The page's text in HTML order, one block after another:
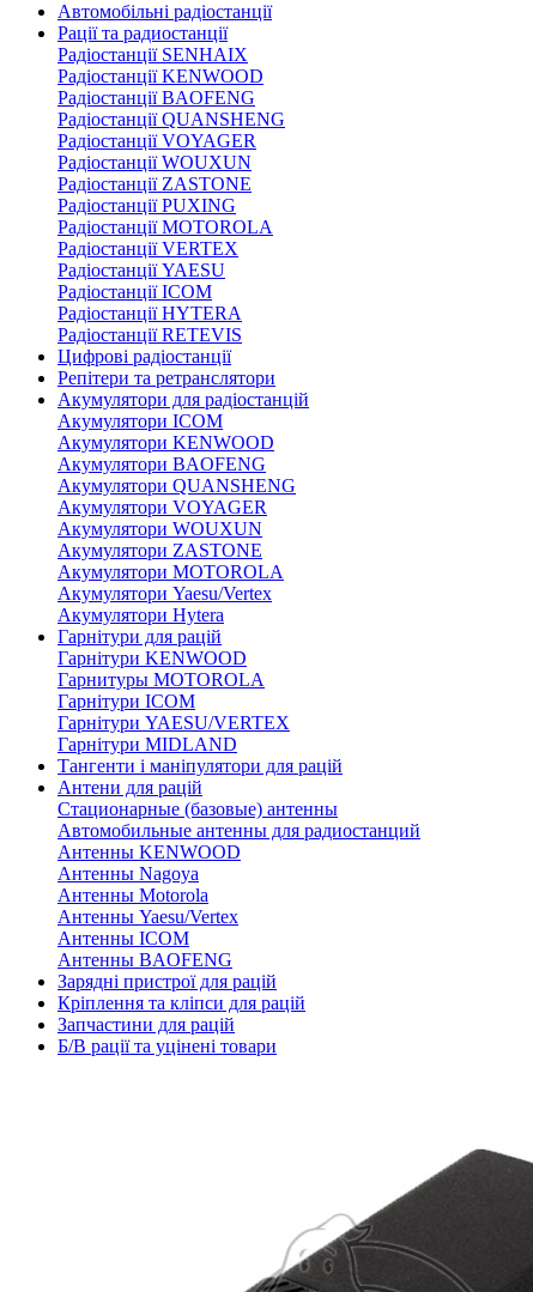
Автомобільні радіостанції
Рації та радиостанції
Радіостанції SENHAIX
Радіостанції KENWOOD
Радіостанції BAOFENG
Радіостанції QUANSHENG
Радіостанції VOYAGER
Радіостанції WOUXUN
Радіостанції ZASTONE
Радіостанції PUXING
Радіостанції MOTOROLA
Радіостанції VERTEX
Радіостанції YAESU
Радіостанції ICOM
Радіостанції HYTERA
Радіостанції RETEVIS
Цифрові радіостанції
Репітери та ретранслятори
Акумулятори для радіостанцій
Акумулятори ICOM
Акумулятори KENWOOD
Акумулятори BAOFENG
Акумулятори QUANSHENG
Акумулятори VOYAGER
Акумулятори WOUXUN
Акумулятори ZASTONE
Акумулятори MOTOROLA
Акумулятори Yaesu/Vertex
Акумулятори Hytera
Гарнітури для рацій
Гарнітури KENWOOD
Гарнитуры MOTOROLA
Гарнітури ICOM
Гарнітури YAESU/VERTEX
Гарнітури MIDLAND
Тангенти і маніпулятори для рацій
Антени для рацій
Стационарные (базовые) антенны
Автомобильные антенны для радиостанций
Антенны KENWOOD
Антенны Nagoya
Антенны Motorola
Антенны Yaesu/Vertex
Антенны ICOM
Антенны BAOFENG
Зарядні пристрої для рацій
Кріплення та кліпси для рацій
Запчастини для рацій
Б/В рації та уцінені товари